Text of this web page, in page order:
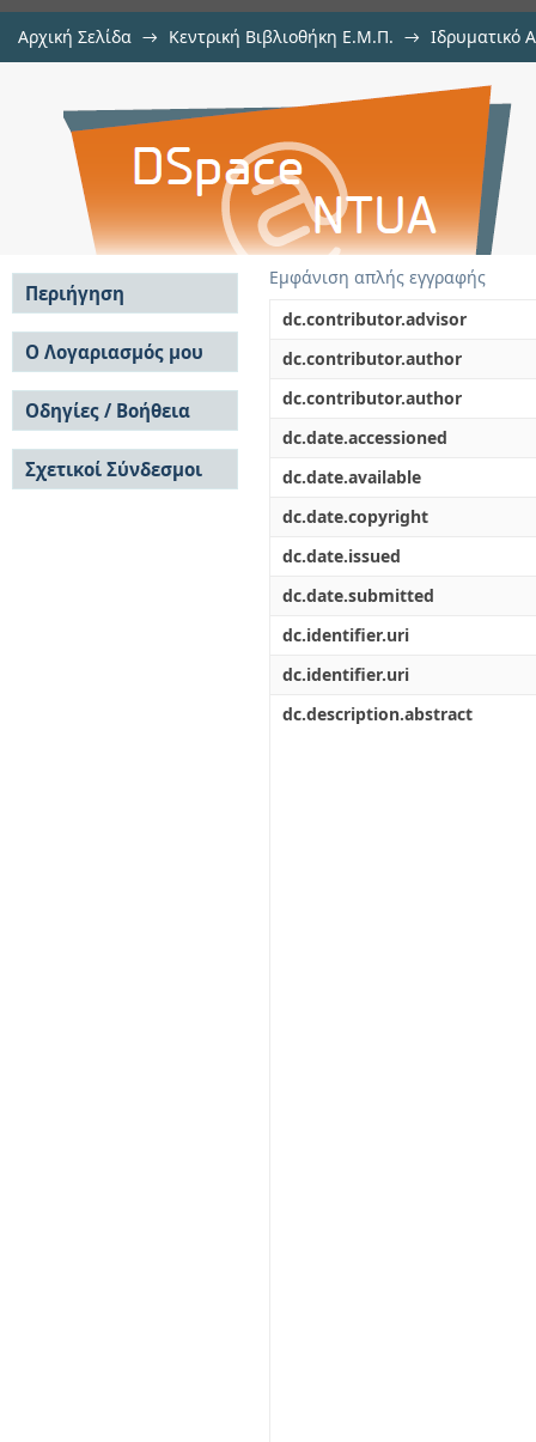
Αρχική Σελίδα → Κεντρική Βιβλιοθήκη Ε.Μ.Π. → Ιδρυματικό
Αξιολόγηση της τεχνολογικής
γεωτρήσεων μεγάλου βάθους
της Κρήτης
Εμφάνιση απλής εγγραφής
dc.contributor.advisor
dc.contributor.author
dc.contributor.author
dc.date.accessioned
dc.date.available
dc.date.copyright
dc.date.issued
dc.date.submitted
dc.identifier.uri
dc.identifier.uri
dc.description.abstract
Περιήγηση
Σε όλο το DSpace
Κοινότητες & Συλλογές
Ανά Ημερομηνία
Έκδοσης
Συγγραφείς
Τίτλοι
Θέματα
Ο Λογαριασμός μου
Σύνδεση
Εγγραφή
Οδηγίες / Βοήθεια
Οδηγίες Υποβολής
Οδηγίες Χρήσης ΙΑ
Συχνές Ερωτήσεις
Σχετικοί Σύνδεσμοι